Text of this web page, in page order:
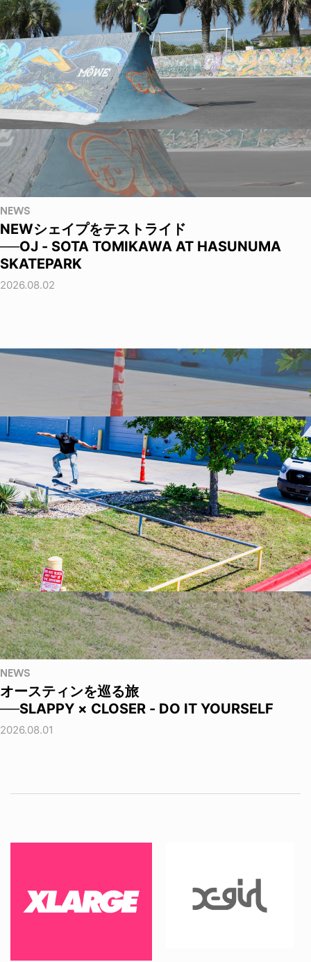
NEWS
NEWシェイプをテストライド
──OJ - SOTA TOMIKAWA AT HASUNUMA
SKATEPARK
2026.08.02
NEWS
オースティンを巡る旅
──SLAPPY × CLOSER - DO IT YOURSELF
2026.08.01